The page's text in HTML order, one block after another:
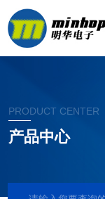
PRODUCT CENTER
产品中心